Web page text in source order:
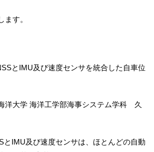
。
とIMU及び速度センサを統合した自車位
大学 海洋工学部海事システム学科 久
IMU及び速度センサは、ほとんどの自動